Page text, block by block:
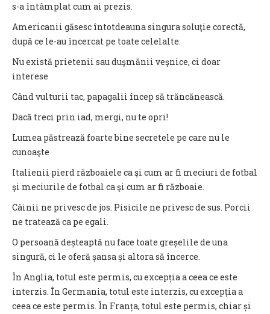
s-a întâmplat cum ai prezis.
Americanii găsesc întotdeauna singura soluţie corectă,
după ce le-au încercat pe toate celelalte.
Nu există prietenii sau duşmănii veşnice, ci doar
interese
Când vulturii tac, papagalii încep să trăncănească.
Dacă treci prin iad, mergi, nu te opri!
Lumea păstrează foarte bine secretele pe care nu le
cunoaşte
Italienii pierd războaiele ca şi cum ar fi meciuri de fotbal
şi meciurile de fotbal ca şi cum ar fi războaie.
Câinii ne privesc de jos. Pisicile ne privesc de sus. Porcii
ne tratează ca pe egali.
O persoană deșteaptă nu face toate greșelile de una
singură, ci le oferă șansa și altora să încerce.
În Anglia, totul este permis, cu excepția a ceea ce este
interzis. În Germania, totul este interzis, cu excepția a
ceea ce este permis. În Franța, totul este permis, chiar și